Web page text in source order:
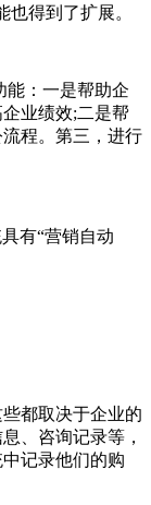
也得到了扩展。
：一是帮助企
业绩效;二是帮
程。第三，进行
有“营销自动
都取决于企业的
、咨询记录等，
记录他们的购